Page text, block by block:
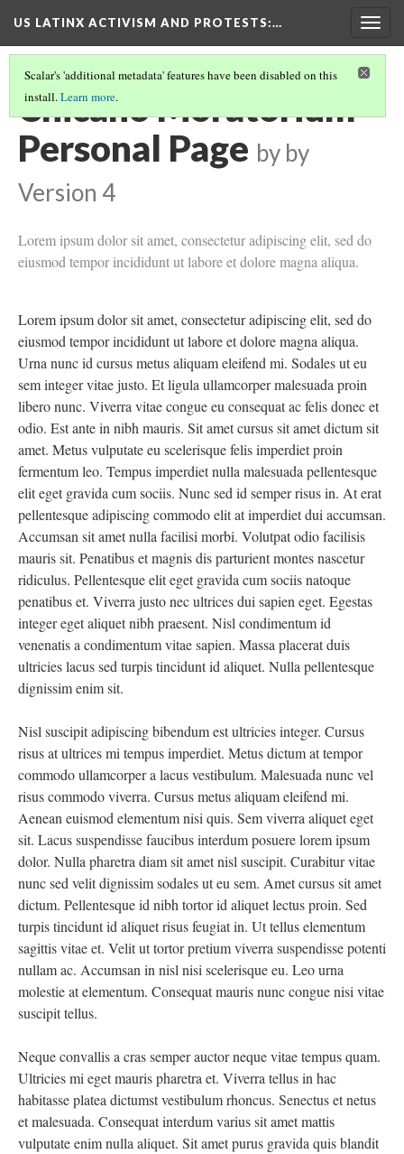
US LATINX ACTIVISM AND PROTESTS:…
Scalar's 'additional metadata' features have been disabled on this
install.Learn more.
Chicano Moratorium
Personal Page by by
Version 4
Lorem ipsum dolor sit amet, consectetur adipiscing elit, sed do
eiusmod tempor incididunt ut labore et dolore magna aliqua.
Lorem ipsum dolor sit amet, consectetur adipiscing elit, sed do
eiusmod tempor incididunt ut labore et dolore magna aliqua.
Urna nunc id cursus metus aliquam eleifend mi. Sodales ut eu
sem integer vitae justo. Et ligula ullamcorper malesuada proin
libero nunc. Viverra vitae congue eu consequat ac felis donec et
odio. Est ante in nibh mauris. Sit amet cursus sit amet dictum sit
amet. Metus vulputate eu scelerisque felis imperdiet proin
fermentum leo. Tempus imperdiet nulla malesuada pellentesque
elit eget gravida cum sociis. Nunc sed id semper risus in. At erat
pellentesque adipiscing commodo elit at imperdiet dui accumsan.
Accumsan sit amet nulla facilisi morbi. Volutpat odio facilisis
mauris sit. Penatibus et magnis dis parturient montes nascetur
ridiculus. Pellentesque elit eget gravida cum sociis natoque
penatibus et. Viverra justo nec ultrices dui sapien eget. Egestas
integer eget aliquet nibh praesent. Nisl condimentum id
venenatis a condimentum vitae sapien. Massa placerat duis
ultricies lacus sed turpis tincidunt id aliquet. Nulla pellentesque
dignissim enim sit.
Nisl suscipit adipiscing bibendum est ultricies integer. Cursus
risus at ultrices mi tempus imperdiet. Metus dictum at tempor
commodo ullamcorper a lacus vestibulum. Malesuada nunc vel
risus commodo viverra. Cursus metus aliquam eleifend mi.
Aenean euismod elementum nisi quis. Sem viverra aliquet eget
sit. Lacus suspendisse faucibus interdum posuere lorem ipsum
dolor. Nulla pharetra diam sit amet nisl suscipit. Curabitur vitae
nunc sed velit dignissim sodales ut eu sem. Amet cursus sit amet
dictum. Pellentesque id nibh tortor id aliquet lectus proin. Sed
turpis tincidunt id aliquet risus feugiat in. Ut tellus elementum
sagittis vitae et. Velit ut tortor pretium viverra suspendisse potenti
nullam ac. Accumsan in nisl nisi scelerisque eu. Leo urna
molestie at elementum. Consequat mauris nunc congue nisi vitae
suscipit tellus.
Neque convallis a cras semper auctor neque vitae tempus quam.
Ultricies mi eget mauris pharetra et. Viverra tellus in hac
habitasse platea dictumst vestibulum rhoncus. Senectus et netus
et malesuada. Consequat interdum varius sit amet mattis
vulputate enim nulla aliquet. Sit amet purus gravida quis blandit